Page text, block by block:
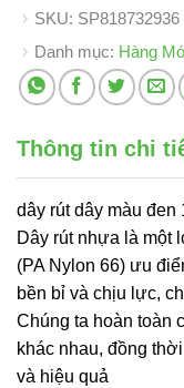
SKU: SP818732936
Danh mục: Hàng
Thông tin chi
dây rút dây màu đen
Dây rút nhựa là một
(PA Nylon 66) ưu
bền bỉ và chịu lực,
Chúng ta hoàn toàn
khác nhau, đồng
và hiệu quả